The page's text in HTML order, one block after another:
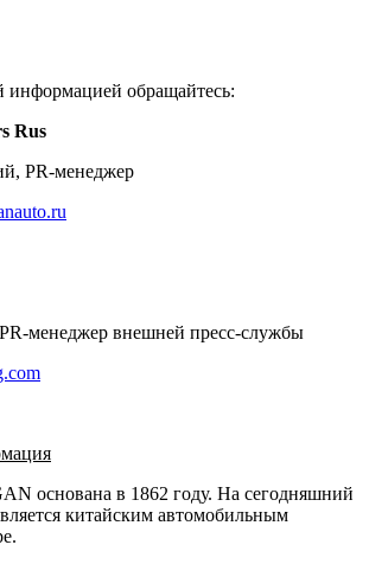
информацией обращайтесь:
Rus
PR-менеджер
менеджер внешней пресс-службы
основана в 1862 году. На сегодняшний
китайским автомобильным